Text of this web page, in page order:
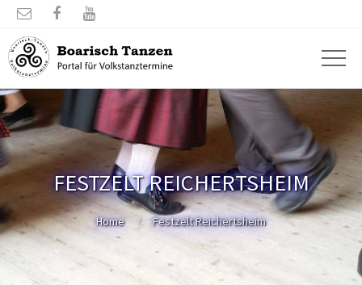
  
FESTZELT REICHERTSHEIM
Home Festzelt Reichertsheim